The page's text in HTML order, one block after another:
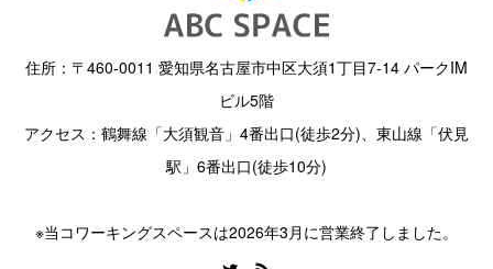
住所：〒460-0011 愛知県名古屋市中区大須1丁目7-14 パークIM
ビル5階
アクセス：鶴舞線「大須観音」4番出口(徒歩2分)、東山線「伏見
駅」6番出口(徒歩10分)
※当コワーキングスペースは2026年3月に営業終了しました。